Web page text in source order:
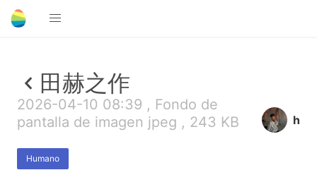
田赫之作
2026-04-10 08:39 , Fondo de
pantalla de imagen jpeg , 243 KB
Humano
h